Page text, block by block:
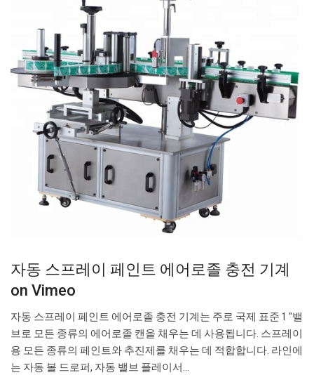
자동 스프레이 페인트 에어로졸 충전 기계
on Vimeo
자동 스프레이 페인트 에어로졸 충전 기계는 주로 국제 표준 1 "밸
브로 모든 종류의 에어로졸 캔을 채우는 데 사용됩니다. 스프레이
용 모든 종류의 페인트와 추진제를 채우는 데 적합합니다. 라인에
는 자동 볼 드로퍼, 자동 밸브 플레이서…